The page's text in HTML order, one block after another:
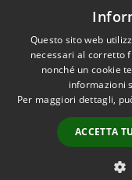
Piano di
Accessibility
Questo sito web
necessari al corretto
nonché un cookie
informazioni
Per maggiori dettagli,
ACCETTA